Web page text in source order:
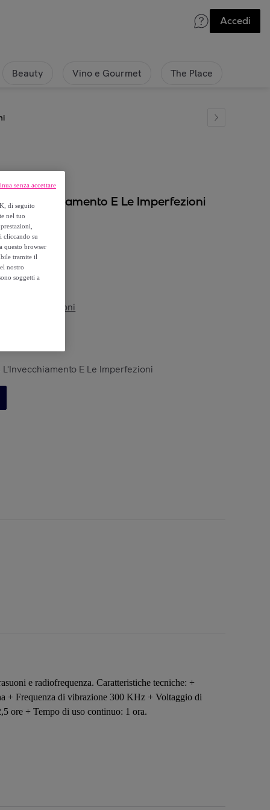
Accedi
Beauty Vino e Gourmet The Place
L'Invecchiamento E Le Imperfezioni
vedi le condizioni
E Le Imperfezioni
e radiofrequenza. Caratteristiche tecniche: +
+ Frequenza di vibrazione 300 KHz + Voltaggio di
ore + Tempo di uso continuo: 1 ora.
di seguito
nel tuo
cliccando su
questo browser
tramite il
nostro
soggetti a
senza accettare